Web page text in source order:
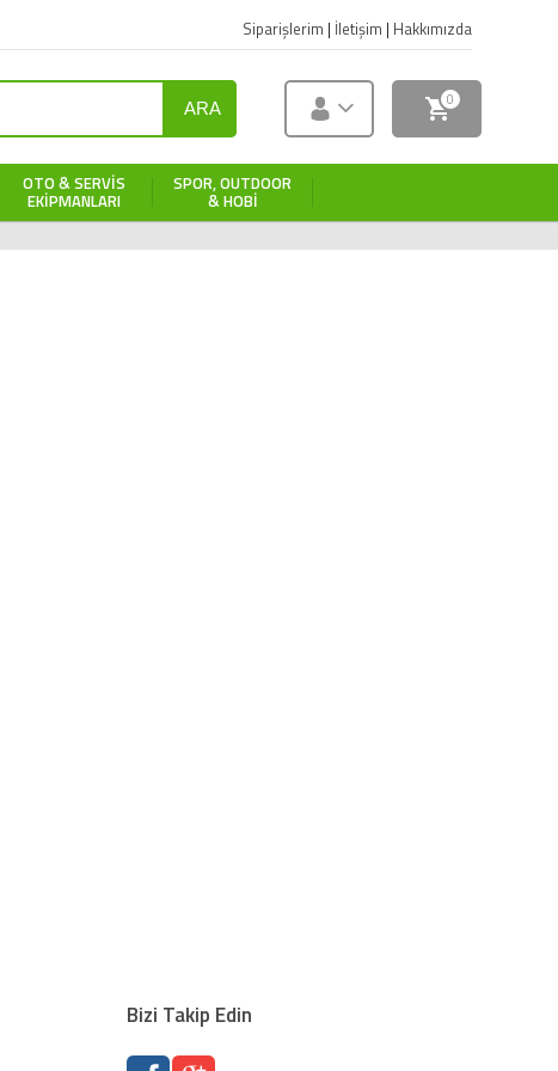
Siparişlerim | İletişim | Hakkımızda
ARA 0
OTO & SERVIS
EKIPMANLARI
SPOR, OUTDOOR
& HOBI
Bizi Takip Edin